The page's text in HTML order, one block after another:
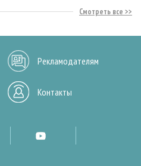
Смотреть все
Рекламодателям
Контакты